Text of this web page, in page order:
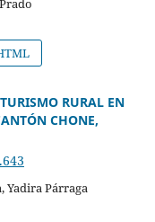
RURAL EN
CHONE,
Yadira Párraga